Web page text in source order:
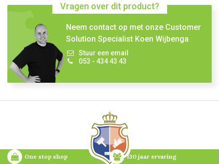
Vragen over dit product?
Neem contact op met onze Customer
Solution Specialist Koen Wijbenga
Stuur een email
053 - 434 43 43
One stop shop 130 jaar ervaring